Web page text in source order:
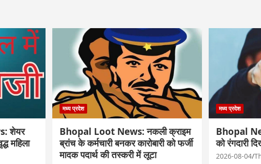
शेयर
महिला
मध्य प्रदेश
Bhopal Loot News: नकली क्राइम
ब्रांच के कर्मचारी बनकर कारोबारी को फर्जी
मादक पदार्थ की तस्करी में लूटा
मध्य प्रदेश
Bhopal
को रंगदारी
2026-08-04